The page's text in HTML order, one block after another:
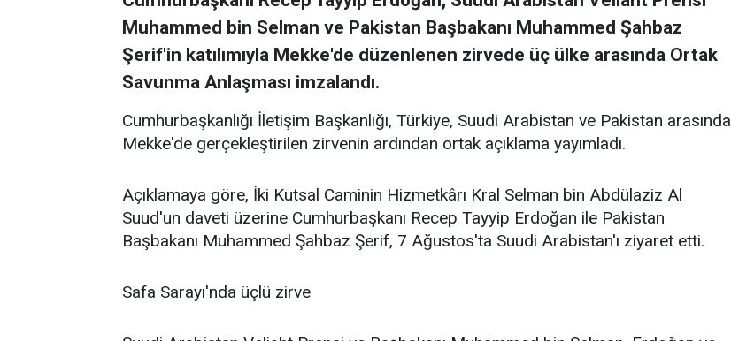
Muhammed bin Selman ve Pakistan Başbakanı Muhammed Şahbaz
Şerif'in katılımıyla Mekke'de düzenlenen zirvede üç ülke arasında Ortak
Savunma Anlaşması imzalandı.
Cumhurbaşkanlığı İletişim Başkanlığı, Türkiye, Suudi Arabistan ve Pakistan arasında
Mekke'de gerçekleştirilen zirvenin ardından ortak açıklama yayımladı.
Açıklamaya göre, İki Kutsal Caminin Hizmetkârı Kral Selman bin Abdülaziz Al
Suud'un daveti üzerine Cumhurbaşkanı Recep Tayyip Erdoğan ile Pakistan
Başbakanı Muhammed Şahbaz Şerif, 7 Ağustos'ta Suudi Arabistan'ı ziyaret etti.
Safa Sarayı'nda üçlü zirve